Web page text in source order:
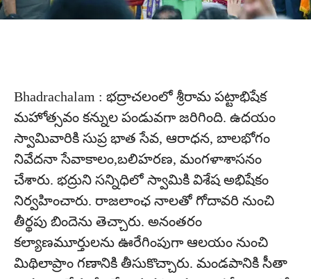
Bhadrachalam : భద్రాచలంలో శ్రీరామ పట్టాభిషేక
మహోత్సవం కన్నుల పండువగా జరిగింది. ఉదయం
స్వామివారికి సుప్ర భాత సేవ, ఆరాధన, బాలభోగం
నివేదనా సేవాకాలం,బలిహరణ, మంగళాశాసనం
చేశారు. భద్రుని సన్నిధిలో స్వామికి విశేష అభిషేకం
నిర్వహించారు. రాజలాంఛ నాలతో గోదావరి నుంచి
తీర్థపు బిందెను తెచ్చారు. అనంతరం
కల్యాణమూర్తులను ఊరేగింపుగా ఆలయం నుంచి
మిథిలాప్రాం గణానికి తీసుకొచ్చారు. మండపానికి సీతా